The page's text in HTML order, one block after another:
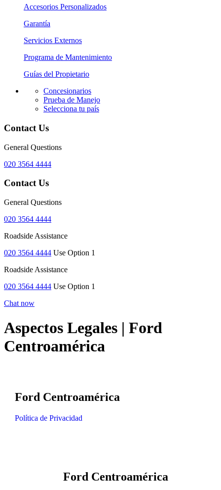
Accesorios Personalizados
Garantía
Servicios Externos
Programa de Mantenimiento
Guías del Propietario
Concesionarios
Prueba de Manejo
Selecciona tu país
Contact Us
General Questions
020 3564 4444
Contact Us
General Questions
020 3564 4444
Roadside Assistance
020 3564 4444 Use Option 1
Roadside Assistance
020 3564 4444 Use Option 1
Chat now
Aspectos Legales | Ford
Centroamérica
Ford Centroamérica
Política de Privacidad
Ford Centroamérica